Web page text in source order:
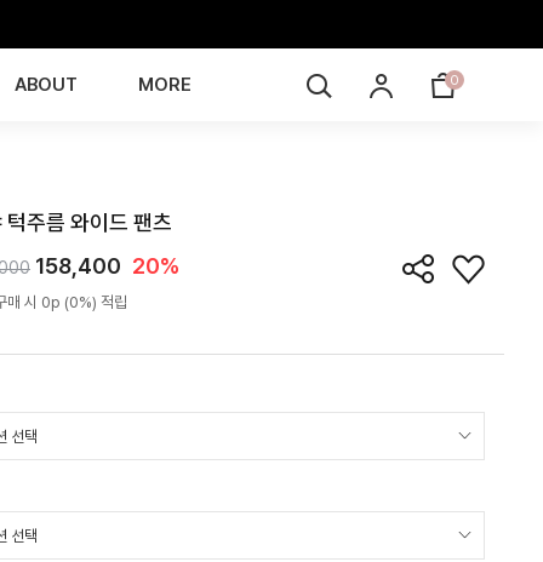
ABOUT MORE 0
턱주름 와이드 팬츠
158,400 20%
매 시 0p (0%) 적립